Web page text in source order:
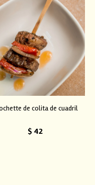
de colita de cuadril
$ 42